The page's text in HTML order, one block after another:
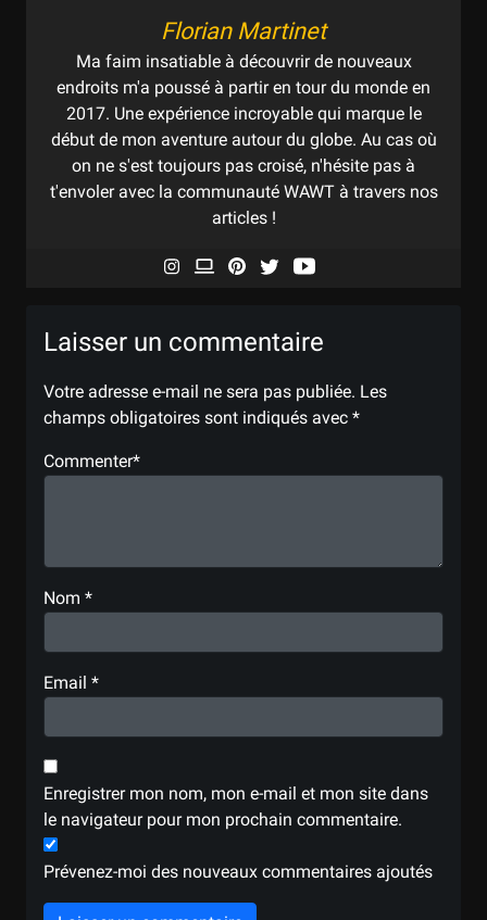
Florian Martinet
Ma faim insatiable à découvrir de nouveaux
endroits m'a poussé à partir en tour du monde en
2017. Une expérience incroyable qui marque le
début de mon aventure autour du globe. Au cas où
on ne s'est toujours pas croisé, n'hésite pas à
t'envoler avec la communauté WAWT à travers nos
articles !
Laisser un commentaire
Votre adresse e-mail ne sera pas publiée. Les
champs obligatoires sont indiqués avec *
Commenter*
Nom *
Email *
Enregistrer mon nom, mon e-mail et mon site dans
le navigateur pour mon prochain commentaire.
Prévenez-moi des nouveaux commentaires ajoutés